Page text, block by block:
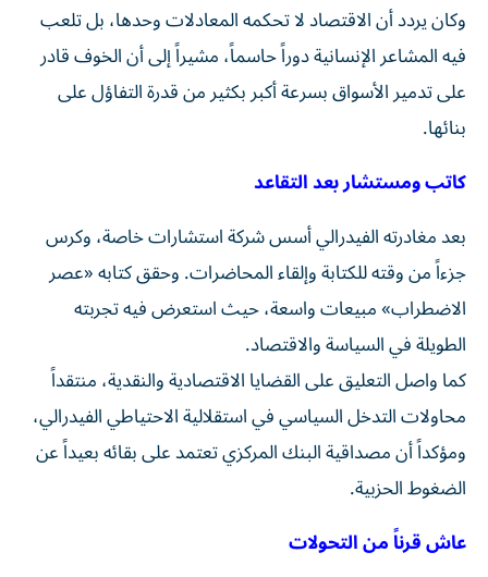
وكان يردد أن الاقتصاد لا تحكمه المعادلات وحدها، بل تلعب
فيه المشاعر الإنسانية دوراً حاسماً، مشيراً إلى أن الخوف قادر
على تدمير الأسواق بسرعة أكبر بكثير من قدرة التفاؤل على
بنائها.
كاتب ومستشار بعد التقاعد
بعد مغادرته الفيدرالي أسس شركة استشارات خاصة، وكرس
جزءاً من وقته للكتابة وإلقاء المحاضرات. وحقق كتابه «عصر
الاضطراب» مبيعات واسعة، حيث استعرض فيه تجربته
الطويلة في السياسة والاقتصاد.
كما واصل التعليق على القضايا الاقتصادية والنقدية، منتقداً
محاولات التدخل السياسي في استقلالية الاحتياطي الفيدرالي،
ومؤكداً أن مصداقية البنك المركزي تعتمد على بقائه بعيداً عن
الضغوط الحزبية.
عاش قرناً من التحولات